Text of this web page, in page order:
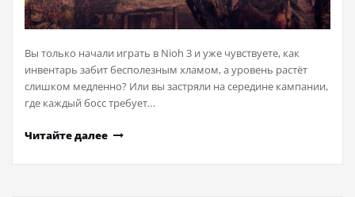
Вы только начали играть в Nioh 3 и уже чувствуете, как
инвентарь забит бесполезным хламом, а уровень растёт
слишком медленно? Или вы застряли на середине кампании,
где каждый босс требует…
Читайте далее